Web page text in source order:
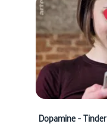
Dopamine - Tinder